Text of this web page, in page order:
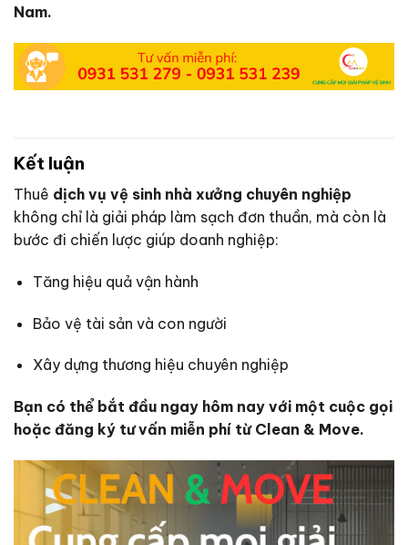
Nam.
Kết luận
Thuê dịch vụ vệ sinh nhà xưởng chuyên nghiệp
không chỉ là giải pháp làm sạch đơn thuần, mà còn là
bước đi chiến lược giúp doanh nghiệp:
Tăng hiệu quả vận hành
Bảo vệ tài sản và con người
Xây dựng thương hiệu chuyên nghiệp
Bạn có thể bắt đầu ngay hôm nay với một cuộc gọi
hoặc đăng ký tư vấn miễn phí từ Clean & Move.